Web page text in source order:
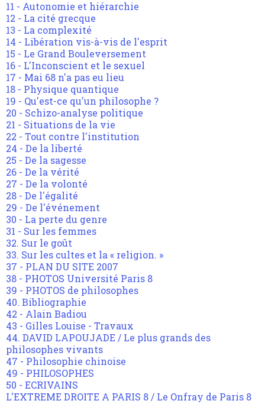
11 - Autonomie et hiérarchie
12 - La cité grecque
13 - La complexité
14 - Libération vis-à-vis de l'esprit
15 - Le Grand Bouleversement
16 - L'Inconscient et le sexuel
17 - Mai 68 n'a pas eu lieu
18 - Physique quantique
19 - Qu'est-ce qu'un philosophe ?
20 - Schizo-analyse politique
21 - Situations de la vie
22 - Tout contre l'institution
24 - De la liberté
25 - De la sagesse
26 - De la vérité
27 - De la volonté
28 - De l'égalité
29 - De l'événement
30 - La perte du genre
31 - Sur les femmes
32. Sur le goût
33. Sur les cultes et la « religion. »
37 - PLAN DU SITE 2007
38 - PHOTOS Université Paris 8
39 - PHOTOS de philosophes
40. Bibliographie
42 - Alain Badiou
43 - Gilles Louise - Travaux
44. DAVID LAPOUJADE / Le plus grands des
philosophes vivants
47 - Philosophie chinoise
49 - PHILOSOPHES
50 - ECRIVAINS
L'EXTREME DROITE A PARIS 8 / Le Onfray de Paris 8